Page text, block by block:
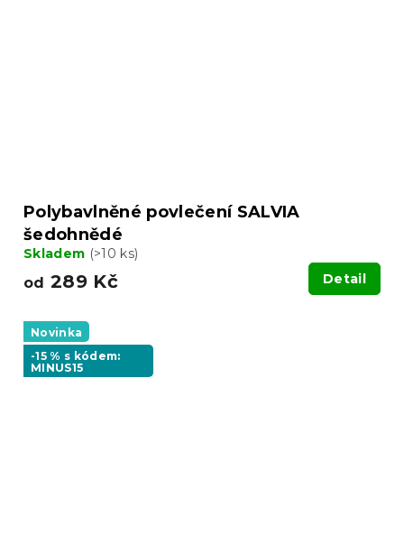
Polybavlněné povlečení SALVIA
šedohnědé
Skladem (>10 ks)
od 289 Kč Detail
Novinka
-15 % s kódem:
MINUS15